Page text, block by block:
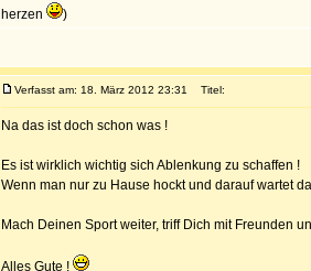
herzen
)
Verfasst am: 18. März 2012 23:31 Titel:
Na das ist doch schon was !
Es ist wirklich wichtig sich Ablenkung zu schaffen !
Wenn man nur zu Hause hockt und darauf wartet
Mach Deinen Sport weiter, triff Dich mit Freunden
Alles Gute !